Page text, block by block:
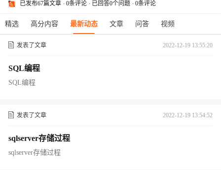
已发布67篇文章 0条评论 已回答0个问题 0条评论
精选 高分内容 最新动态 文章 问答 视频
发表了文章 2022-12-19 13:55:20
SQL编程
SQL编程
发表了文章 2022-12-19 13:54:52
sqlserver存储过程
sqlserver存储过程